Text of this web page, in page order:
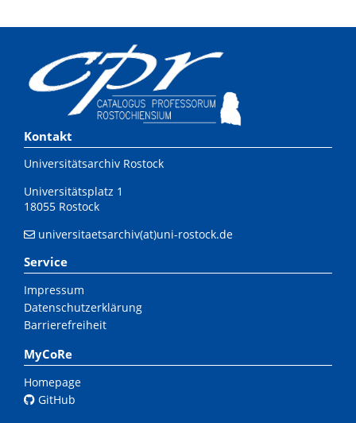
Kontakt
Universitätsarchiv Rostock
Universitätsplatz 1
18055 Rostock
universitaetsarchiv(at)uni-rostock.de
Service
Impressum
Datenschutzerklärung
Barrierefreiheit
MyCoRe
Homepage
GitHub